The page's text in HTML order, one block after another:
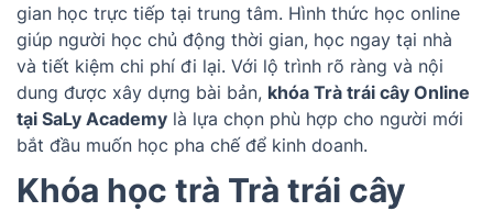
gian học trực tiếp tại trung tâm. Hình thức học online
giúp người học chủ động thời gian, học ngay tại nhà
và tiết kiệm chi phí đi lại. Với lộ trình rõ ràng và nội
dung được xây dựng bài bản, khóa Trà trái cây Online
tại SaLy Academy là lựa chọn phù hợp cho người mới
bắt đầu muốn học pha chế để kinh doanh.
Khóa học trà Trà trái cây